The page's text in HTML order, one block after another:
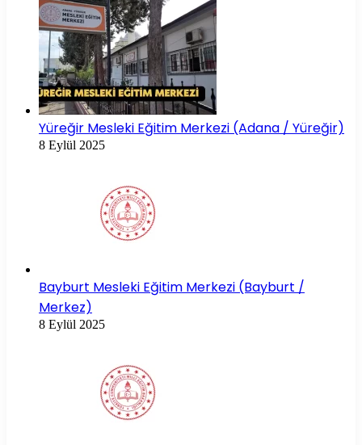
Yüreğir Mesleki Eğitim Merkezi (Adana / Yüreğir)
8 Eylül 2025
Bayburt Mesleki Eğitim Merkezi (Bayburt /
Merkez)
8 Eylül 2025